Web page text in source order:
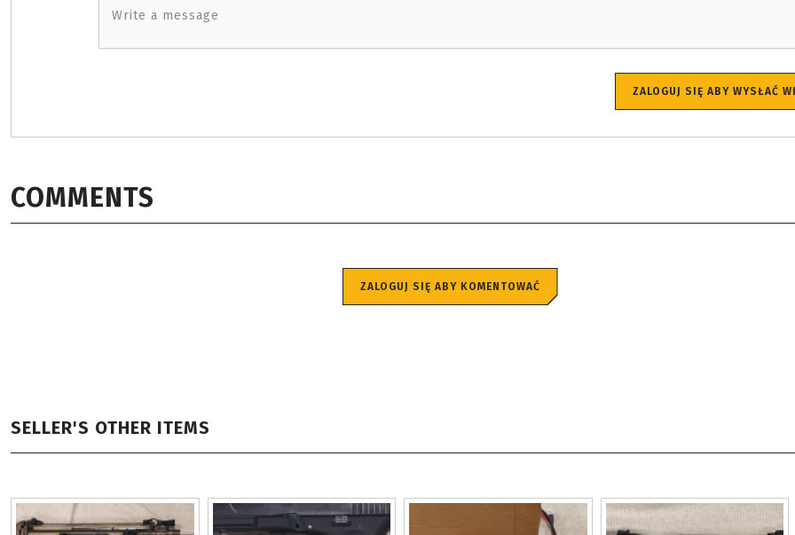
Write a message
ZALOGUJ SIĘ ABY WYSŁAĆ
COMMENTS
ZALOGUJ SIĘ ABY KOMENTOWAĆ
SELLER'S OTHER ITEMS